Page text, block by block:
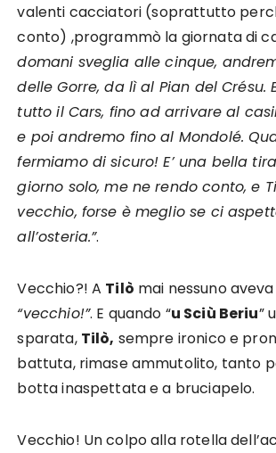
valenti cacciatori (soprattutto
conto) ,programmò la giornata di
domani sveglia alle cinque,
delle Gorre, da lì al Pian del Crésu.
tutto il Cars, fino ad arrivare al
e poi andremo fino al Mondolé.
fermiamo di sicuro! E’ una bella
giorno solo, me ne rendo conto, e
vecchio, forse è meglio se ci
all’osteria.”.
Vecchio?! A Tilò mai nessuno
“vecchio!”. E quando “u Sciù Beriu”
sparata, Tilò, sempre ironico e
battuta, rimase ammutolito, tanto
botta inaspettata e a bruciapelo.
Vecchio! Un colpo alla rotella